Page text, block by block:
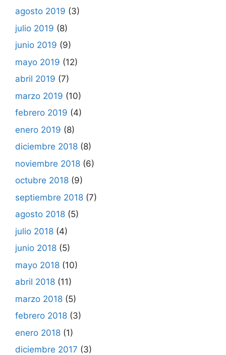
agosto 2019 (3)
julio 2019 (8)
junio 2019 (9)
mayo 2019 (12)
abril 2019 (7)
marzo 2019 (10)
febrero 2019 (4)
enero 2019 (8)
diciembre 2018 (8)
noviembre 2018 (6)
octubre 2018 (9)
septiembre 2018 (7)
agosto 2018 (5)
julio 2018 (4)
junio 2018 (5)
mayo 2018 (10)
abril 2018 (11)
marzo 2018 (5)
febrero 2018 (3)
enero 2018 (1)
diciembre 2017 (3)